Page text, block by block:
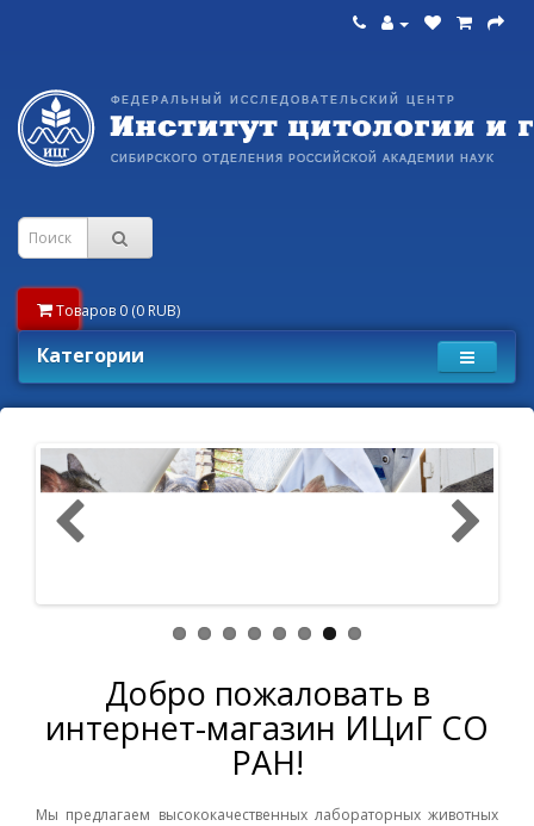
Товаров 0 (0 RUB)
Категории
Добро пожаловать в
интернет-магазин ИЦиГ СО
РАН!
Мы предлагаем высококачественных лабораторных животных